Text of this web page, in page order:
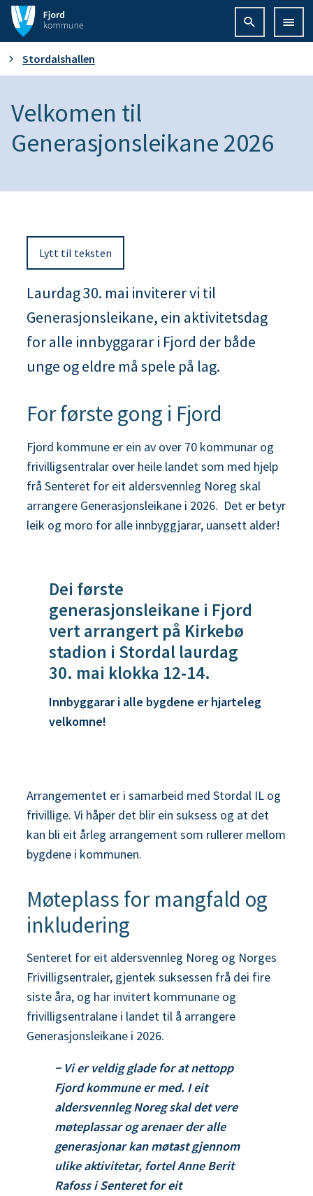
F
j
o
r
d
m
m
u
n
e
D
h
Stordalshallen
Velkomen til
Generasjonsleikane 2026
Lytt til teksten
Laurdag 30. mai inviterer vi til
Generasjonsleikane, ein aktivitetsdag
for alle innbyggarar i Fjord der både
unge og eldre må spele på lag.
For første gong i Fjord
Fjord kommune er ein av over 70 kommunar og
frivilligsentralar over heile landet som med hjelp
frå Senteret for eit aldersvennleg Noreg skal
arrangere Generasjonsleikane i 2026. Det er betyr
leik og moro for alle innbyggjarar, uansett alder!
Dei første
generasjonsleikane i Fjord
vert arrangert på Kirkebø
stadion i Stordal laurdag
30. mai klokka 12-14.
Innbyggarar i alle bygdene er hjarteleg
velkomne!
Arrangementet er i samarbeid med Stordal IL og
frivillige. Vi håper det blir ein suksess og at det
kan bli eit årleg arrangement som rullerer mellom
bygdene i kommunen.
Møteplass for mangfald og
inkludering
Senteret for eit aldersvennleg Noreg og Norges
Frivilligsentraler, gjentek suksessen frå dei fire
siste åra, og har invitert kommunane og
frivilligsentralane i landet til å arrangere
Generasjonsleikane i 2026.
− Vi er veldig glade for at nettopp
Fjord kommune er med. I eit
aldersvennleg Noreg skal det vere
møteplassar og arenaer der alle
generasjonar kan møtast gjennom
ulike aktivitetar, fortel Anne Berit
Rafoss i Senteret for eit